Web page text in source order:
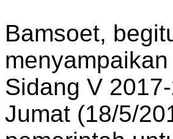
Bamsoet,
Sidang V
Jumat (18/5/